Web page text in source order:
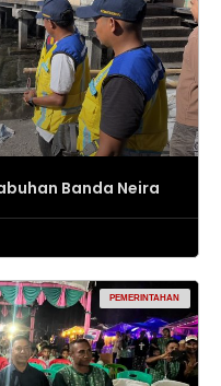
Banda Neira
PEMERINTAHAN